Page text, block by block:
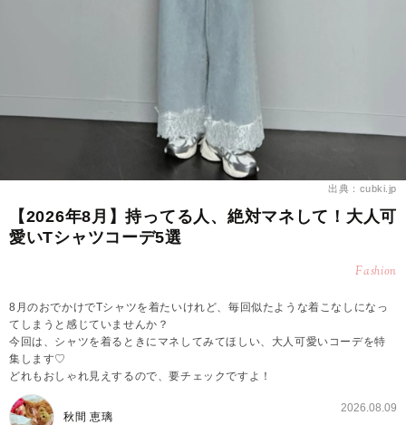
出典：cubki.jp
【2026年8月】持ってる人、絶対マネして！大人可
愛いTシャツコーデ5選
Fashion
8月のおでかけでTシャツを着たいけれど、毎回似たような着こなしになっ
てしまうと感じていませんか？
今回は、シャツを着るときにマネしてみてほしい、大人可愛いコーデを特
集します♡
どれもおしゃれ見えするので、要チェックですよ！
秋間 恵璃
2026.08.09